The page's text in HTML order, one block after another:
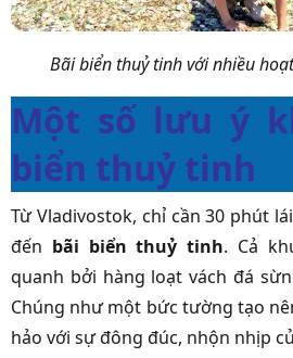
Bãi biển thuỷ tinh với nhiều
Một số lưu ý
biển thuỷ tinh
Từ Vladivostok, chỉ cần 30 phút
đến bãi biển thuỷ tinh. Cả
quanh bởi hàng loạt vách đá
Chúng như một bức tường tạo
hảo với sự đông đúc, nhộn nhịp